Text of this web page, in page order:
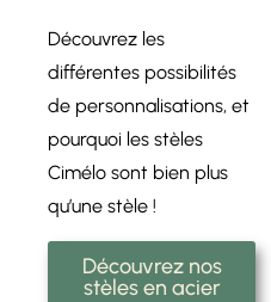
Découvrez les
différentes possibilités
de personnalisations, et
pourquoi les stèles
Cimélo sont bien plus
qu’une stèle !
Découvrez nos
stèles en acier